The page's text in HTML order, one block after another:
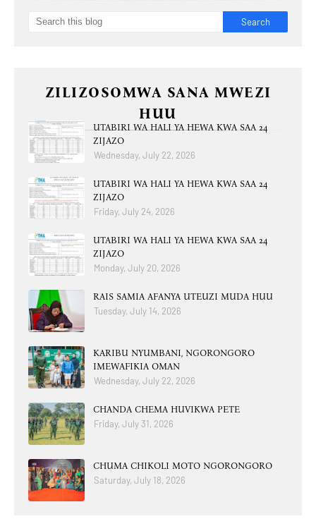
ZILIZOSOMWA SANA MWEZI
HUU
UTABIRI WA HALI YA HEWA KWA SAA 24
ZIJAZO
Wednesday, July 22, 2026
UTABIRI WA HALI YA HEWA KWA SAA 24
ZIJAZO
Friday, July 24, 2026
UTABIRI WA HALI YA HEWA KWA SAA 24
ZIJAZO
Monday, July 20, 2026
RAIS SAMIA AFANYA UTEUZI MUDA HUU
Tuesday, July 14, 2026
KARIBU NYUMBANI, NGORONGORO
IMEWAFIKIA OMAN
Wednesday, July 22, 2026
CHANDA CHEMA HUVIKWA PETE
Friday, July 31, 2026
CHUMA CHIKOLI MOTO NGORONGORO
Saturday, July 18, 2026